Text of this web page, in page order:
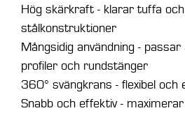
Hög skärkraft - klarar tuffa
stålkonstruktioner
Mångsidig användning -
profiler och rundstänger
360° svängkrans - flexibel och
Snabb och effektiv -